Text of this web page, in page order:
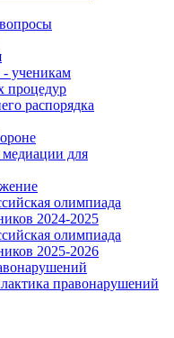
- ученикам
процедур
распорядка
для
олимпиада
2024-2025
олимпиада
2025-2026
правонарушений